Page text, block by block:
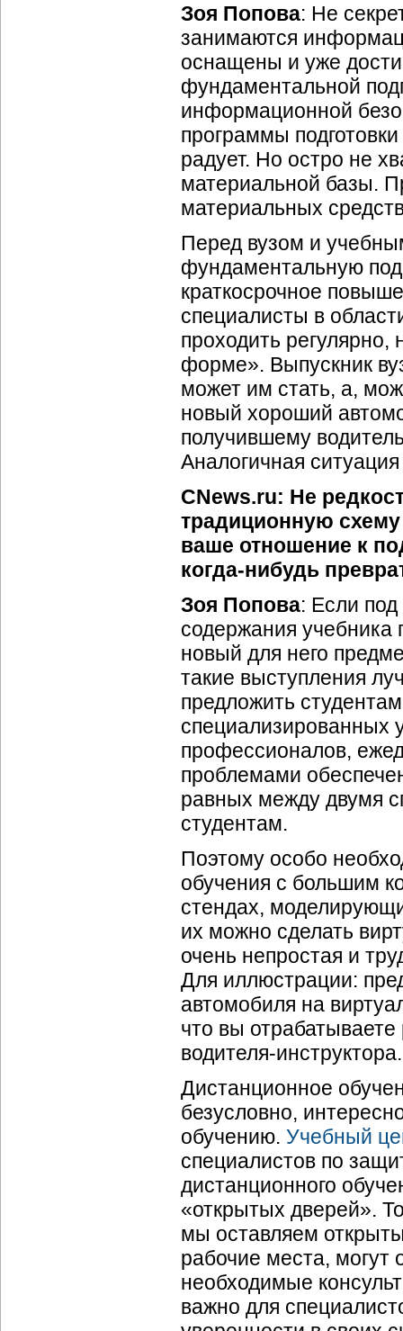
Зоя Попова: Не
занимаются
оснащены и уже
фундаментальной
информационной
программы
радует. Но остро не
материальной базы.
материальных
Перед вузом и
фундаментальную
краткосрочное
специалисты в
проходить
форме». Выпускник
может им стать, а,
новый хороший
получившему
Аналогичная
CNews.ru: Не
традиционную
ваше отношение к
когда-нибудь
Зоя Попова: Если
содержания учебника
новый для него
такие выступления
предложить
специализированных
профессионалов,
проблемами
равных между двумя
студентам.
Поэтому особо
обучения с большим
стендах,
их можно сделать
очень непростая и
Для иллюстрации:
автомобиля на
что вы
водителя-
Дистанционное
безусловно,
обучению. Учебный
специалистов по
дистанционного
«открытых дверей».
мы оставляем
рабочие места, могут
необходимые
важно для